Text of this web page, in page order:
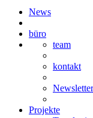
News
büro
team
kontakt
Newsletter
Projekte